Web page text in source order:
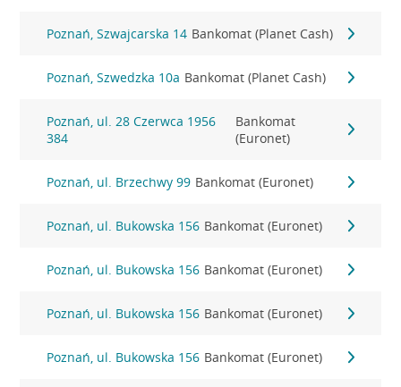
Poznań, Szwajcarska 14 Bankomat (Planet Cash)
Poznań, Szwedzka 10a Bankomat (Planet Cash)
Poznań, ul. 28 Czerwca 1956
384
Bankomat
(Euronet)
Poznań, ul. Brzechwy 99 Bankomat (Euronet)
Poznań, ul. Bukowska 156 Bankomat (Euronet)
Poznań, ul. Bukowska 156 Bankomat (Euronet)
Poznań, ul. Bukowska 156 Bankomat (Euronet)
Poznań, ul. Bukowska 156 Bankomat (Euronet)